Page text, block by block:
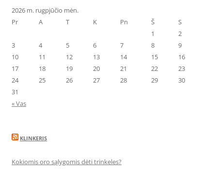
2026 m. rugpjūčio mėn.
Pr
A T K Pn Š
S
1
2
3
4 5 6 7 8
9
10
11 12 13 14 15
16
17
18 19 20 21 22
23
24
25 26 27 28 29
30
31
« Vas
KLINKERIS
Kokiomis oro sąlygomis dėti trinkeles?